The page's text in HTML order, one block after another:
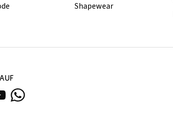
Shapewear